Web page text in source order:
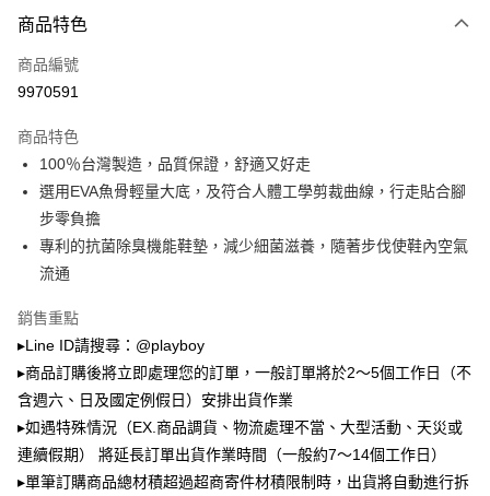
2.付款方式選擇「大哥付你分期」，訂單成立後會自動跳轉到大哥付的交易
成交易。
3.實際核准額度、可分期數及費用金額請依後續交易確認頁面所載為準。
消。如遇「轉專審核」未通過狀況，表示未達大哥付你分期系統評分，恕無
法說明評估內容。
【繳款方式說明】
1.分期款項不併入電信帳單，「大哥付你分期」於每月結算日後寄送繳費提
2.透過簡訊連結打開帳單後，可選擇「超商條碼／台灣大直營門市／銀行轉
帳／街口支付／iPASS MONEY」等通路繳費。
【注意事項】
用戶於交易時，得透過本服務購買商品或服務，並由商店將買賣／分期付款
買賣價金債權讓與本公司後，依約使用本公司帳單繳交帳款。
2.基於同意付款使用「大哥付你分期」之契約關係目的，商店將以您的個人
資料（包含姓名、電話或地址）提供予台灣大哥大進項蒐集、處理及利用，
由本公司與您本人進行分期帳單所需資料之確認、核對及更正。
3.完整用戶服務條款，請詳閱以下連結：https://oppay.tw/userRule
運送方式
全家取貨付款
付款後全家取貨
每筆NT$100，滿NT$700(含以上)免運費
每筆NT$100，滿NT$900(含以上)免運費
7-11取貨付款
每筆NT$100，滿NT$900(含以上)免運費
付款後7-11取貨
每筆NT$100，滿NT$700(含以上)免運費
商品特色
商品編號
9970591
商品特色
100％台灣製造，品質保證，舒適又好走
選用EVA魚骨輕量大底，及符合人體工學剪裁曲線，行走貼合腳
步零負擔
專利的抗菌除臭機能鞋墊，減少細菌滋養，隨著步伐使鞋內空氣
流通
銷售重點
▸Line ID請搜尋：@playboy
▸商品訂購後將立即處理您的訂單，一般訂單將於2～5個工作日（不
含週六、日及國定例假日）安排出貨作業
▸如遇特殊情況（EX.商品調貨、物流處理不當、大型活動、天災或
連續假期） 將延長訂單出貨作業時間（一般約7～14個工作日）
▸單筆訂購商品總材積超過超商寄件材積限制時，出貨將自動進行拆